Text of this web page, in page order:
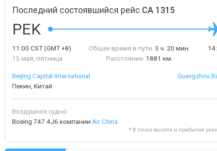
Последний состоявшийся рейс CA 1315
PEK
11:00 CST(GMT +8)
15 мая, пятница
Общее время в пути: 3 ч. 20 мин.
Расстояние: 1881 км.
Beijing Capital International
Пекин, Китай
Guangzhou
Воздушное судно:
Boeing 747 4J6 компании Air China
* В точке вылета и прибытия